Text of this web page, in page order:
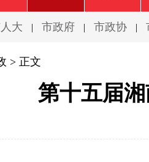
大 | 市政府 | 市政协 |
> 正文
第十五届